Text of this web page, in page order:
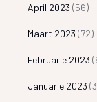
April 2023 (56)
Maart 2023 (72)
Februarie 2023
Januarie 2023